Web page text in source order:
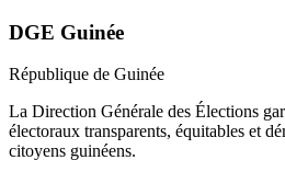
DGE Guinée
République de Guinée
La Direction Générale des Élections
électoraux transparents, équitables et
citoyens guinéens.